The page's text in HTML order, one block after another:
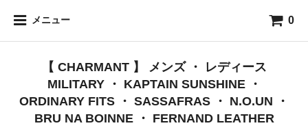
メニュー 0
【 CHARMANT 】 メンズ ・ レディース
MILITARY ・ KAPTAIN SUNSHINE ・
ORDINARY FITS ・ SASSAFRAS ・ N.O.UN ・
BRU NA BOINNE ・ FERNAND LEATHER